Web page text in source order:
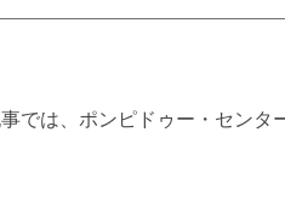
では、ポンピドゥー・センタ